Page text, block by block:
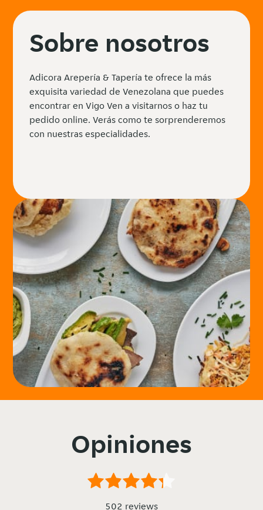
Sobre nosotros
Adicora Arepería & Tapería te ofrece la más
exquisita variedad de Venezolana que puedes
encontrar en Vigo Ven a visitarnos o haz tu
pedido online. Verás como te sorprenderemos
con nuestras especialidades.
Opiniones
502 reviews